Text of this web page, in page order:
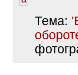
Тема: